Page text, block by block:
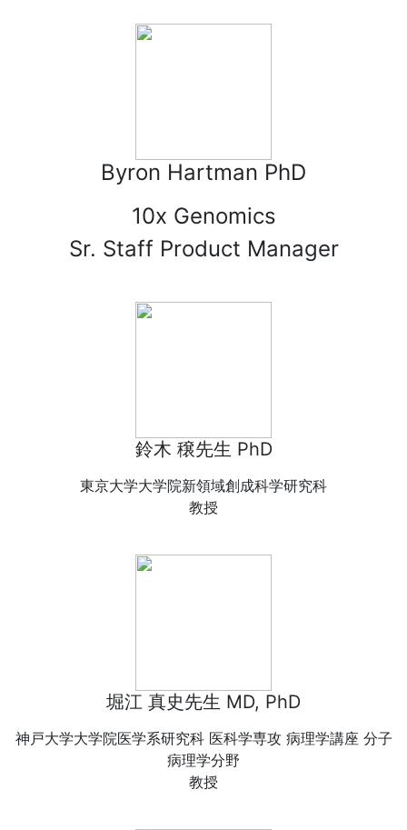
Byron Hartman PhD
10x Genomics
Sr. Staff Product Manager
鈴木 穣先生 PhD
東京大学大学院新領域創成科学研究科
教授
堀江 真史先生 MD, PhD
神戸大学大学院医学系研究科 医科学専攻 病理学講座 分子
病理学分野
教授